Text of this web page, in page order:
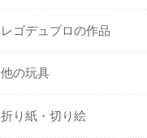
レゴデュプロの作品
他の玩具
折り紙・切り絵